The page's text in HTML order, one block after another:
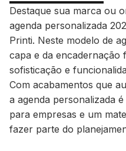
Destaque sua marca ou
agenda personalizada
Printi. Neste modelo de
capa e da encadernação
sofisticação e
Com acabamentos que
a agenda personalizada
para empresas e um
fazer parte do